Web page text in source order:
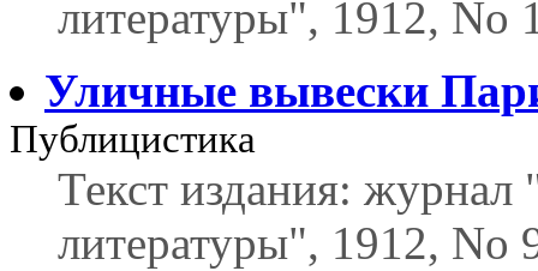
литературы", 1912, No
Уличные вывески
Публицистика
Текст издания:
литературы", 1912, No